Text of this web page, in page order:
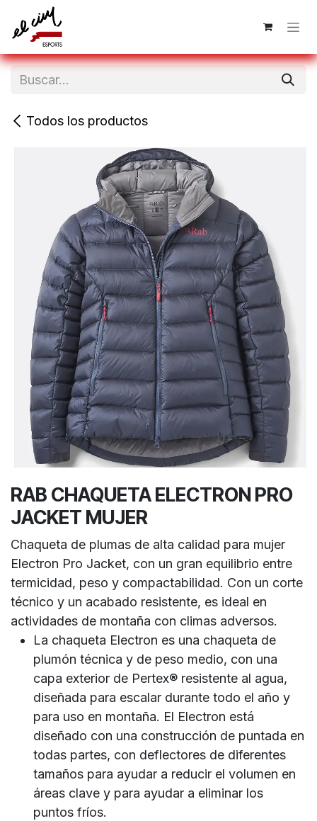
Ir al contenido
Todos los productos
RAB CHAQUETA ELECTRON PRO
JACKET MUJER
Chaqueta de plumas de alta calidad para mujer
Electron Pro Jacket, con un gran equilibrio entre
termicidad, peso y compactabilidad. Con un corte
técnico y un acabado resistente, es ideal en
actividades de montaña con climas adversos.
La chaqueta Electron es una chaqueta de
plumón técnica y de peso medio, con una
capa exterior de Pertex® resistente al agua,
diseñada para escalar durante todo el año y
para uso en montaña. El Electron está
diseñado con una construcción de puntada en
todas partes, con deflectores de diferentes
tamaños para ayudar a reducir el volumen en
áreas clave y para ayudar a eliminar los
puntos fríos.